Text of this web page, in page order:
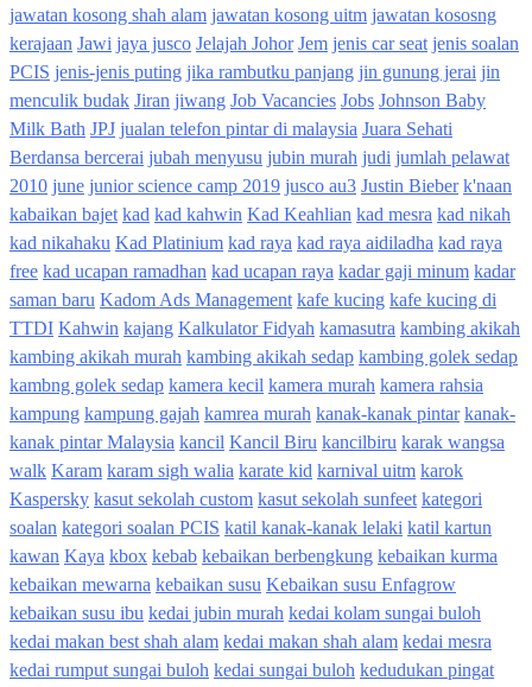
jawatan kosong shah alam jawatan kosong uitm jawatan kososng
kerajaan Jawi jaya jusco Jelajah Johor Jem jenis car seat jenis soalan
PCIS jenis-jenis puting jika rambutku panjang jin gunung jerai jin
menculik budak Jiran jiwang Job Vacancies Jobs Johnson Baby
Milk Bath JPJ jualan telefon pintar di malaysia Juara Sehati
Berdansa bercerai jubah menyusu jubin murah judi jumlah pelawat
2010 june junior science camp 2019 jusco au3 Justin Bieber k'naan
kabaikan bajet kad kad kahwin Kad Keahlian kad mesra kad nikah
kad nikahaku Kad Platinium kad raya kad raya aidiladha kad raya
free kad ucapan ramadhan kad ucapan raya kadar gaji minum kadar
saman baru Kadom Ads Management kafe kucing kafe kucing di
TTDI Kahwin kajang Kalkulator Fidyah kamasutra kambing akikah
kambing akikah murah kambing akikah sedap kambing golek sedap
kambng golek sedap kamera kecil kamera murah kamera rahsia
kampung kampung gajah kamrea murah kanak-kanak pintar kanak-
kanak pintar Malaysia kancil Kancil Biru kancilbiru karak wangsa
walk Karam karam sigh walia karate kid karnival uitm karok
Kaspersky kasut sekolah custom kasut sekolah sunfeet kategori
soalan kategori soalan PCIS katil kanak-kanak lelaki katil kartun
kawan Kaya kbox kebab kebaikan berbengkung kebaikan kurma
kebaikan mewarna kebaikan susu Kebaikan susu Enfagrow
kebaikan susu ibu kedai jubin murah kedai kolam sungai buloh
kedai makan best shah alam kedai makan shah alam kedai mesra
kedai rumput sungai buloh kedai sungai buloh kedudukan pingat